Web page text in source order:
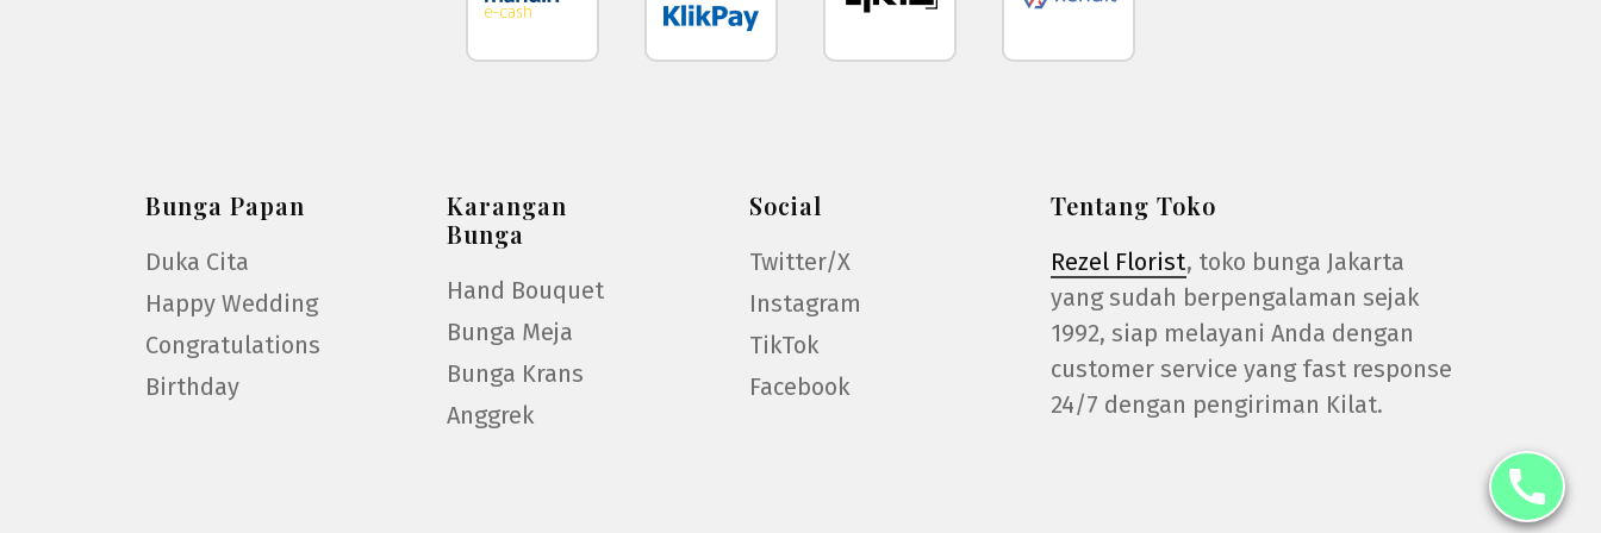
Bunga Papan
Duka Cita
Happy Wedding
Congratulations
Birthday
Karangan
Bunga
Hand Bouquet
Bunga Meja
Bunga Krans
Anggrek
Social
Twitter/X
Instagram
TikTok
Facebook
Tentang Toko
Rezel Florist, toko bunga Jakarta
yang sudah berpengalaman sejak
1992, siap melayani Anda dengan
customer service yang fast response
24/7 dengan pengiriman Kilat.
call